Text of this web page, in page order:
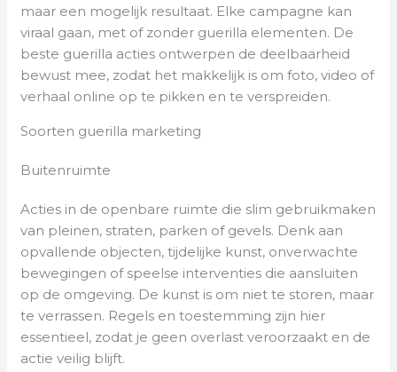
maar een mogelijk resultaat. Elke campagne kan
viraal gaan, met of zonder guerilla elementen. De
beste guerilla acties ontwerpen de deelbaarheid
bewust mee, zodat het makkelijk is om foto, video of
verhaal online op te pikken en te verspreiden.
Soorten guerilla marketing
Buitenruimte
Acties in de openbare ruimte die slim gebruikmaken
van pleinen, straten, parken of gevels. Denk aan
opvallende objecten, tijdelijke kunst, onverwachte
bewegingen of speelse interventies die aansluiten
op de omgeving. De kunst is om niet te storen, maar
te verrassen. Regels en toestemming zijn hier
essentieel, zodat je geen overlast veroorzaakt en de
actie veilig blijft.